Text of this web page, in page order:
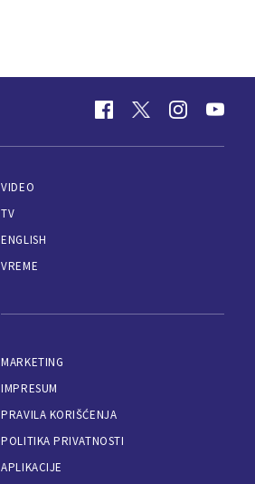
VIDEO
TV
ENGLISH
VREME
MARKETING
IMPRESUM
PRAVILA KORIŠĆENJA
POLITIKA PRIVATNOSTI
APLIKACIJE